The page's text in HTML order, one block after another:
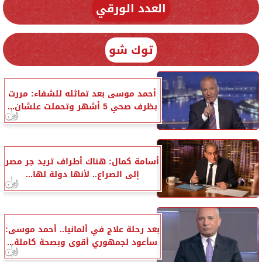
العدد الورقي
توك شو
أحمد موسى بعد تماثله للشفاء: مررت
بظرف صحي 5 أشهر وتحملت علشان...
أسامة كمال: هناك أطراف تريد جر مصر
إلى الصراع.. لأنها دولة لها...
بعد رحلة علاج في ألمانيا.. أحمد موسى:
سأعود لجمهوري أقوى وبصحة كاملة...